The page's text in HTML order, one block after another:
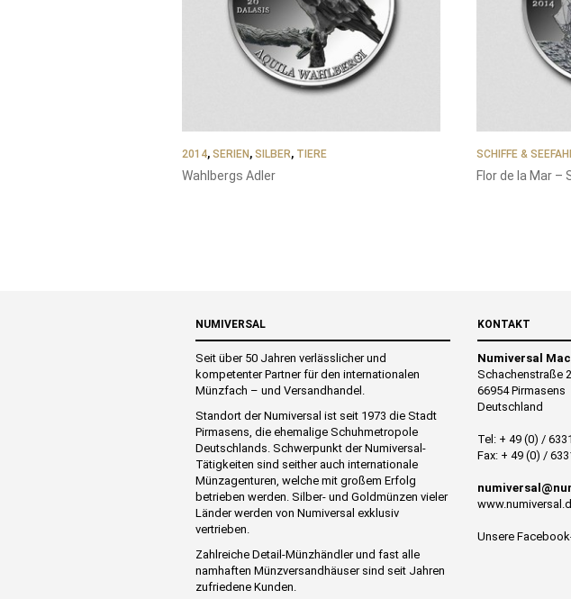
2014, SERIEN , SILBER, TIERE
Wahlbergs Adler
SCHIFFE &
Flor de la Mar –
NUMIVERSAL
Seit über 50 Jahren verlässlicher und
kompetenter Partner für den internationalen
Münzfach – und Versandhandel.
Standort der Numiversal ist seit 1973 die Stadt
Pirmasens, die ehemalige Schuhmetropole
Deutschlands. Schwerpunkt der Numiversal-
Tätigkeiten sind seither auch internationale
Münzagenturen, welche mit großem Erfolg
betrieben werden. Silber- und Goldmünzen vieler
Länder werden von Numiversal exklusiv
vertrieben.
Zahlreiche Detail-Münzhändler und fast alle
namhaften Münzversandhäuser sind seit Jahren
zufriedene Kunden.
KONTAKT
Numiversal
Schachenstraße
66954 Pirmasens
Deutschland
Tel: + 49 (0) /
Fax: + 49 (0) /
Unsere